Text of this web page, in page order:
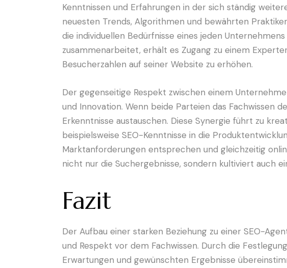
Kenntnissen und Erfahrungen in der sich ständig
neuesten Trends, Algorithmen und bewährten
die individuellen Bedürfnisse eines jeden
zusammenarbeitet, erhält es Zugang zu einem
Besucherzahlen auf seiner Website zu erhöhen.
Der gegenseitige Respekt zwischen einem
und Innovation. Wenn beide Parteien das Fachwissen
Erkenntnisse austauschen. Diese Synergie führt zu
beispielsweise SEO-Kenntnisse in die
Marktanforderungen entsprechen und gleichzeitig
nicht nur die Suchergebnisse, sondern kultiviert auch
Fazit
Der Aufbau einer starken Beziehung zu einer SEO-
und Respekt vor dem Fachwissen. Durch die
Erwartungen und gewünschten Ergebnisse